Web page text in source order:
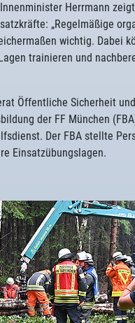
Herrmann
„Regelmäßige
wichtig. Dabei
trainieren und
Öffentliche Sicherheit
der FF München
Der FBA stellte
Einsatzübungslagen.